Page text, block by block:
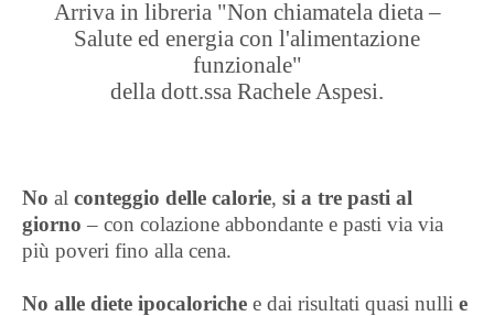
Arriva in libreria "Non chiamatela dieta –
Salute ed energia con l'alimentazione
funzionale"
della dott.ssa Rachele Aspesi.
No al conteggio delle calorie, si a tre pasti al
giorno – con colazione abbondante e pasti via via
più poveri fino alla cena.
No alle diete ipocaloriche e dai risultati quasi nulli e